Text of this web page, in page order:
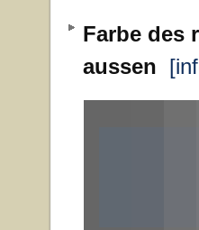
Farbe des
aussen